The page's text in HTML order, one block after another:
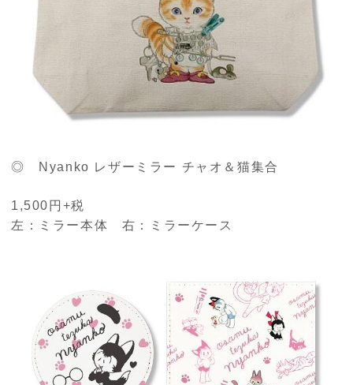
◎ Nyanko レザーミラー チャオ＆猫集合
1,500円+税
左：ミラー本体 右：ミラーケース